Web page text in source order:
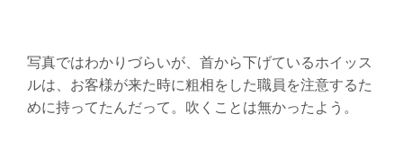
写真ではわかりづらいが、首から下げているホイッス
ルは、お客様が来た時に粗相をした職員を注意するた
めに持ってたんだって。吹くことは無かったよう。